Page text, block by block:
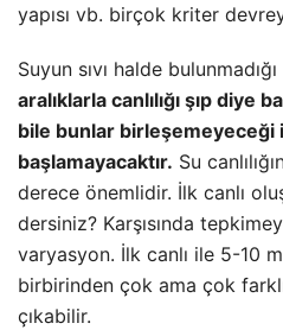
yapısı vb. birçok kriter
Suyun sıvı halde bulunmadığı
aralıklarla canlılığı şıp diye
bile bunlar birleşemeyeceği
başlamayacaktır. Su
derece önemlidir. İlk canlı
dersiniz? Karşısında
varyasyon. İlk canlı ile 5-10
birbirinden çok ama çok
çıkabilir.